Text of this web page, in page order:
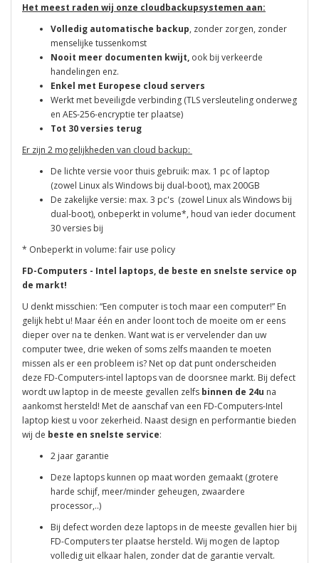
Het meest raden wij onze cloudbackupsystemen aan:
Volledig automatische backup, zonder zorgen, zonder
menselijke tussenkomst
Nooit meer documenten kwijt, ook bij verkeerde
handelingen enz.
Enkel met Europese cloud servers
Werkt met beveiligde verbinding (TLS versleuteling onderweg
en AES-256-encryptie ter plaatse)
Tot 30 versies terug
Er zijn 2 mogelijkheden van cloud backup:
De lichte versie voor thuis gebruik: max. 1 pc of laptop
(zowel Linux als Windows bij dual-boot), max 200GB
De zakelijke versie: max. 3 pc's (zowel Linux als Windows bij
dual-boot), onbeperkt in volume*, houd van ieder document
30 versies bij
* Onbeperkt in volume: fair use policy
FD-Computers - Intel laptops, de beste en snelste service op
de markt!
U denkt misschien: “Een computer is toch maar een computer!” En
gelijk hebt u! Maar één en ander loont toch de moeite om er eens
dieper over na te denken. Want wat is er vervelender dan uw
computer twee, drie weken of soms zelfs maanden te moeten
missen als er een probleem is? Net op dat punt onderscheiden
deze FD-Computers-intel laptops van de doorsnee markt. Bij defect
wordt uw laptop in de meeste gevallen zelfs binnen de 24u na
aankomst hersteld! Met de aanschaf van een FD-Computers-Intel
laptop kiest u voor zekerheid. Naast design en performantie bieden
wij de beste en snelste service:
2 jaar garantie
Deze laptops kunnen op maat worden gemaakt (grotere
harde schijf, meer/minder geheugen, zwaardere
processor,..)
Bij defect worden deze laptops in de meeste gevallen hier bij
FD-Computers ter plaatse hersteld. Wij mogen de laptop
volledig uit elkaar halen, zonder dat de garantie vervalt.